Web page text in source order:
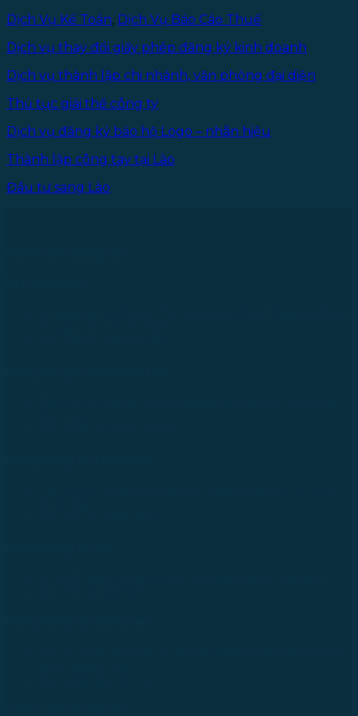
Dịch Vụ Kế Toán, Dịch Vụ Báo Cáo Thuế
Dịch vụ thay đổi giấy phép đăng ký kinh doanh
Dịch vụ thành lập chi nhánh, văn phòng đại diện
Thủ tục giải thể công ty
Dịch vụ đăng ký bảo hộ Logo – nhãn hiệu
Thành lập công tay tại Lào
Đầu tư sang Lào